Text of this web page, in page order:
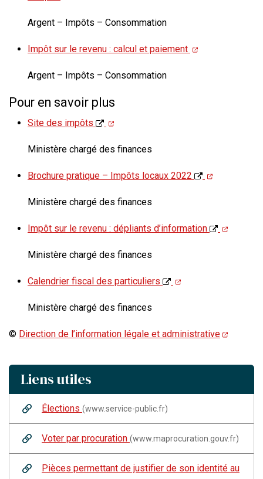
Argent – Impôts – Consommation
Impôt sur le revenu : calcul et paiement
Argent – Impôts – Consommation
Pour en savoir plus
Site des impôts
Ministère chargé des finances
Brochure pratique – Impôts locaux 2022
Ministère chargé des finances
Impôt sur le revenu : dépliants d’information
Ministère chargé des finances
Calendrier fiscal des particuliers
Ministère chargé des finances
© Direction de l’information légale et administrative
Liens utiles
Élections (www.service-public.fr)
Voter par procuration (www.maprocuration.gouv.fr)
Pièces permettant de justifier de son identité au